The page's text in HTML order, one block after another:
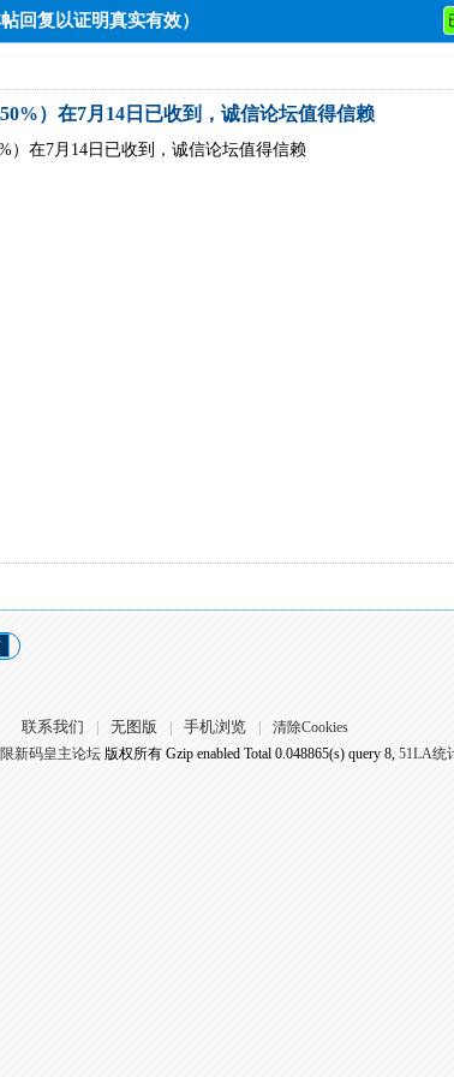
回复以证明真实有效）
）在7月14日已收到，诚信论坛值得信赖
）在7月14日已收到，诚信论坛值得信赖
联系我们 无图版 手机浏览
清除Cookies
新码皇主论坛版权所有 Gzip enabled Total 0.048865(s) query 8, 51LA统